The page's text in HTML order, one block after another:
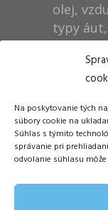
Na poskytovanie tých
súbory cookie na
Súhlas s týmito
správanie pri
odvolanie súhlasu
olej,
typy
Dušan
ŠM
058 01
Tel.: